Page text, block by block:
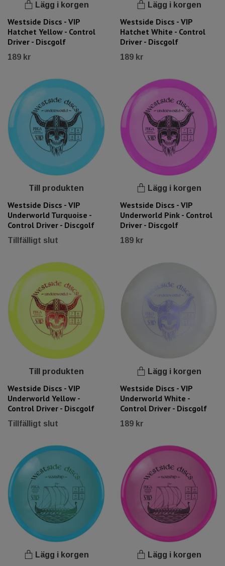
Lägg i korgen
Westside Discs - VIP
Hatchet Yellow - Control
Driver - Discgolf
189 kr
Lägg i korgen
Westside Discs - VIP
Hatchet White - Control
Driver - Discgolf
189 kr
Till produkten
Westside Discs - VIP
Underworld Turquoise -
Control Driver - Discgolf
Tillfälligt slut
Lägg i korgen
Westside Discs - VIP
Underworld Pink - Control
Driver - Discgolf
189 kr
Till produkten
Westside Discs - VIP
Underworld Yellow -
Control Driver - Discgolf
Tillfälligt slut
Lägg i korgen
Westside Discs - VIP
Underworld White -
Control Driver - Discgolf
189 kr
Lägg i korgen Lägg i korgen